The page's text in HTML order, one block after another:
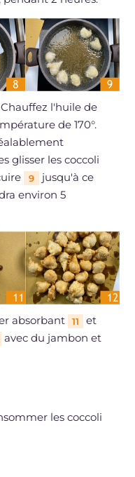
Chauffez l'huile de
de 170°.
glisser les coccoli
9
jusqu'à ce
environ 5
absorbant 11
et
avec du jambon et
les coccoli